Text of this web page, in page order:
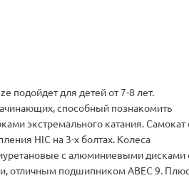
подойдет для детей от 7-8 лет.
способный познакомить
экстремального катания. Самокат
HIC на 3-х болтах. Колеса
с алюминиевыми дисками
отличным подшипником ABEC 9.